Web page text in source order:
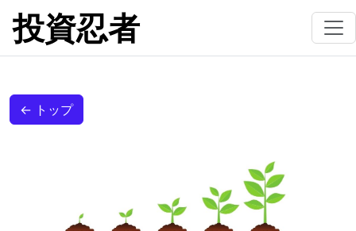
投資忍者
← トップ